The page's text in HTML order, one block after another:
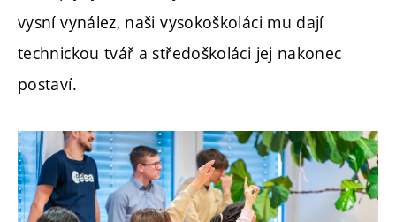
vysní vynález, naši vysokoškoláci mu dají
technickou tvář a středoškoláci jej nakonec
postaví.